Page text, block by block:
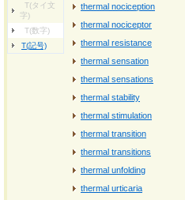
T(タイ文
字)
T(数字)
T(記号)
thermal nociception
thermal nociceptor
thermal resistance
thermal sensation
thermal sensations
thermal stability
thermal stimulation
thermal transition
thermal transitions
thermal unfolding
thermal urticaria